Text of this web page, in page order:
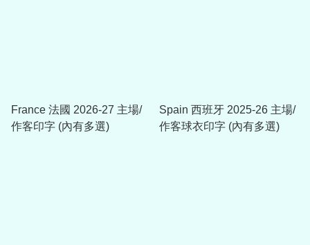
France 法國 2026-27 主場/
作客印字 (內有多選)
Spain 西班牙 2025-26 主場/
作客球衣印字 (內有多選)